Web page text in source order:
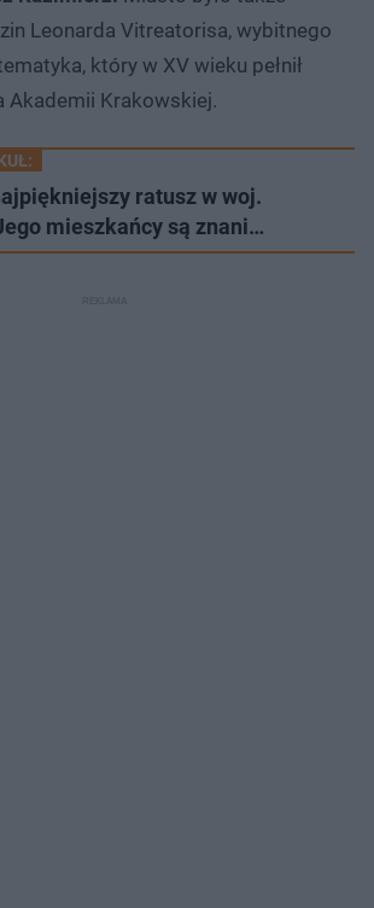
Leonarda Vitreatorisa, wybitnego
który w XV wieku pełnił
Akademii Krakowskiej.
ratusz w woj.
mieszkańcy są znani…